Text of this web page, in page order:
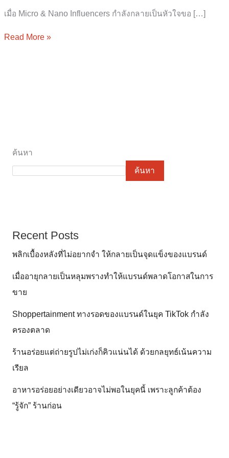
เมื่อ Micro & Nano Influencers กำลังกลายเป็นหัวใจขอ […]
Read More »
ค้นหา
ค้นหา
Recent Posts
พลิกเบื้องหลังที่ไม่อยากจำ ให้กลายเป็นจุดแข็งของแบรนด์
เมื่ออายุกลายเป็นหลุมพรางทำให้แบรนด์พลาดโอกาสในการ
ขาย
Shoppertainment ทางรอดของแบรนด์ในยุค TikTok กำลัง
ครองตลาด
ร้านอร่อยแต่ถ่ายรูปไม่เก่งก็คิวแน่นได้ ด้วยกลยุทธ์เน้นความ
เรียล
อาหารอร่อยอย่างเดียวอาจไม่พอในยุคนี้ เพราะลูกค้าต้อง
“รู้จัก” ร้านก่อน